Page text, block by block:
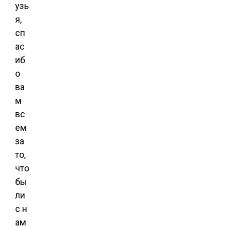
узь
я,
сп
ас
иб
о
ва
м
вс
ем
за
то,
что
бы
ли
с н
ам